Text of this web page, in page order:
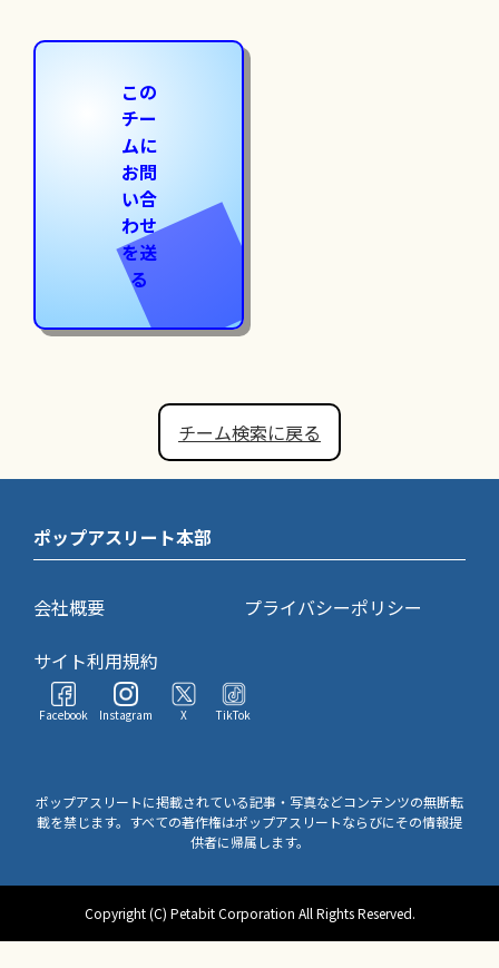
この
チー
ムに
お問
い合
わせ
を送
る
チーム検索に戻る
ポップアスリート本部
会社概要
プライバシーポリシー
サイト利用規約
Facebook Instagram X TikTok
ポップアスリートに掲載されている記事・写真などコンテンツの無断転
載を禁じます。すべての著作権はポップアスリートならびにその情報提
供者に帰属します。
Copyright (C) Petabit Corporation All Rights Reserved.